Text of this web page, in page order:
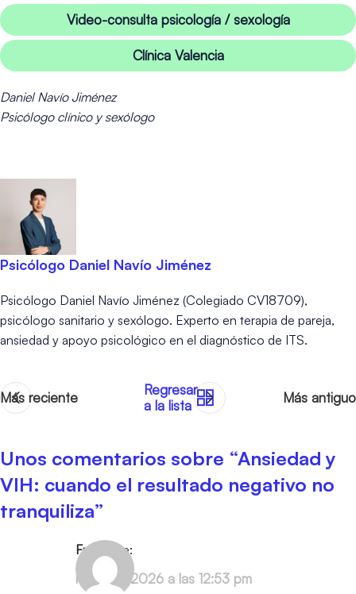
Video-consulta psicología / sexología
Clínica Valencia
Daniel Navío Jiménez
Psicólogo clínico y sexólogo
Psicólogo Daniel Navío Jiménez
Psicólogo Daniel Navío Jiménez (Colegiado CV18709),
psicólogo sanitario y sexólogo. Experto en terapia de pareja,
ansiedad y apoyo psicológico en el diagnóstico de ITS.
Más reciente
Regresar
a la lista
Más antiguo
Unos comentarios sobre “Ansiedad y
VIH: cuando el resultado negativo no
tranquiliza”
Fran dice:
mayo 13, 2026 a las 12:53 pm